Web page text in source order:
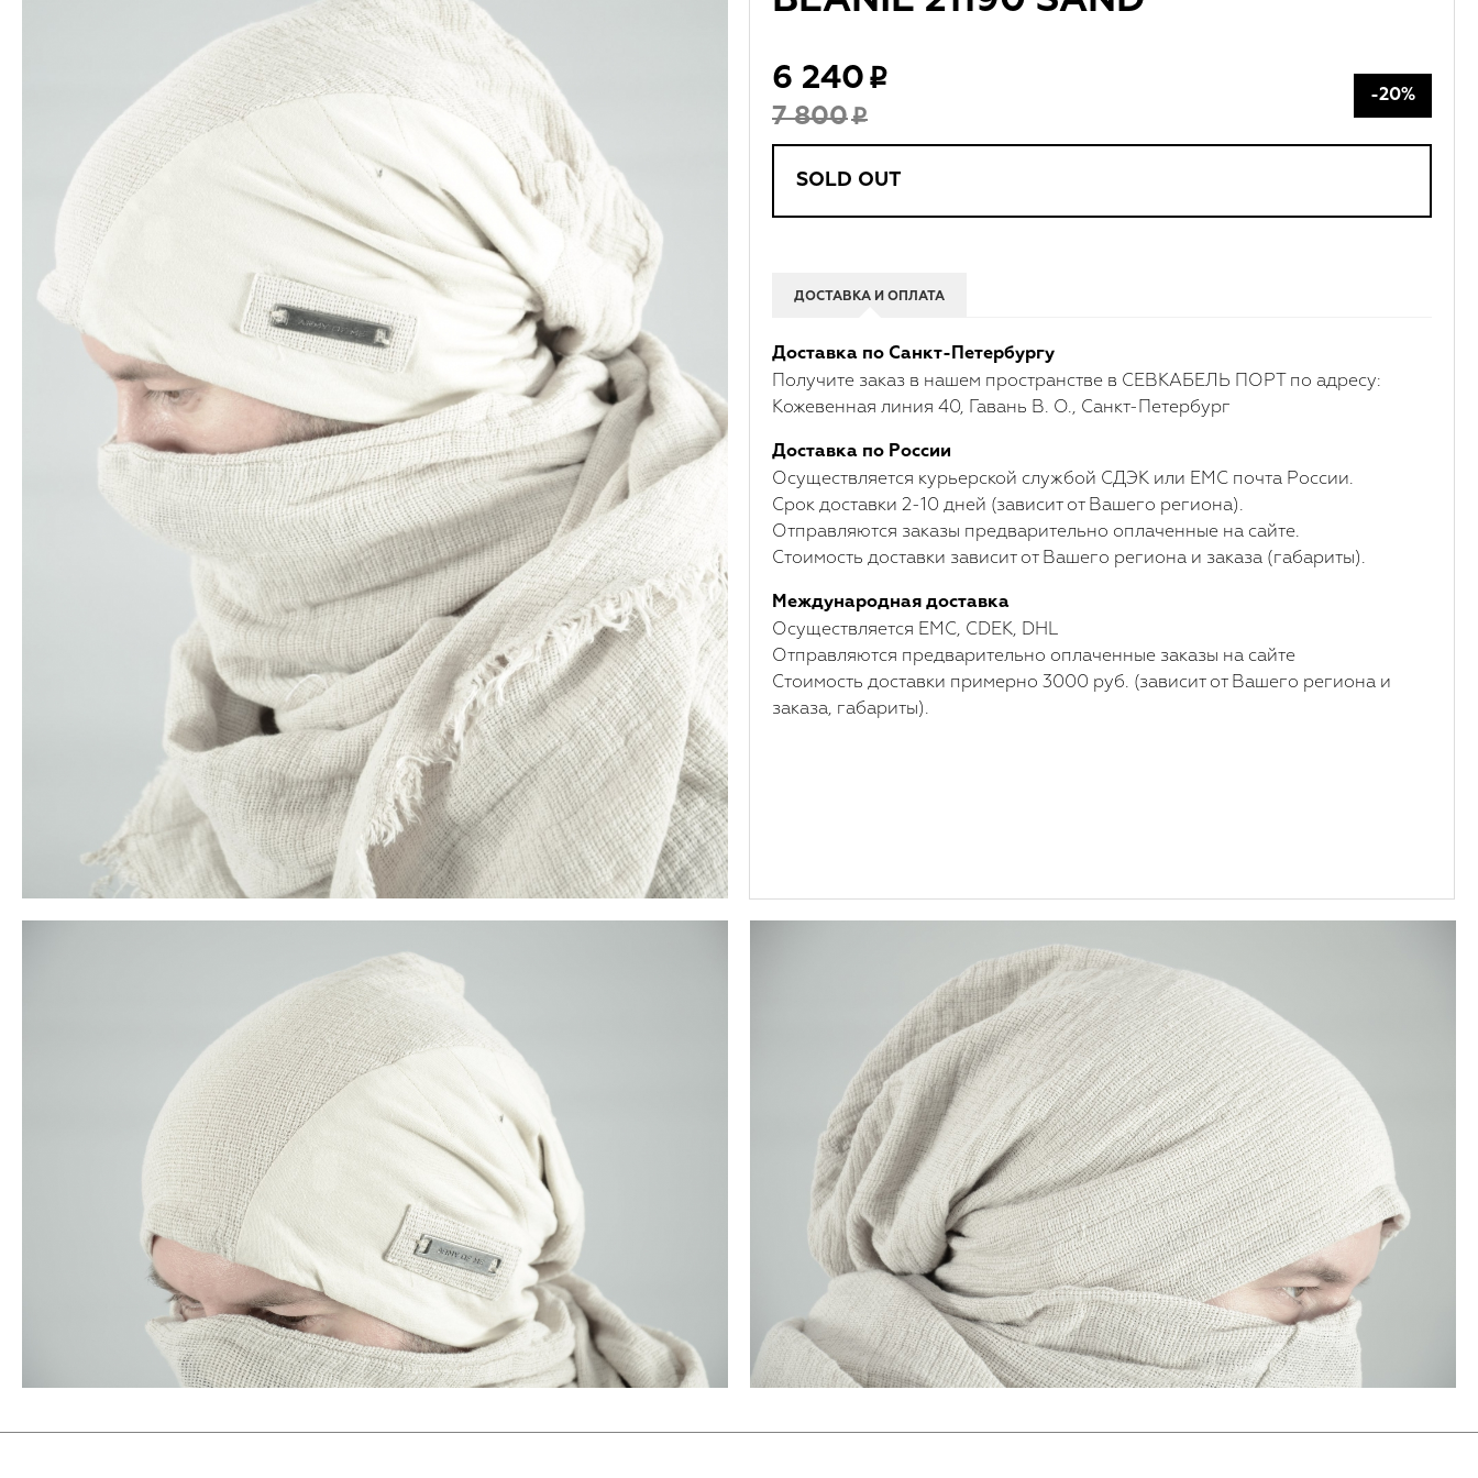
6 240
7 800
-20%
SOLD OUT
ДОСТАВКА И ОПЛАТА
Доставка по Санкт-Петербургу
Получите заказ в нашем пространстве в СЕВКАБЕЛЬ ПОРТ по адресу:
Кожевенная линия 40, Гавань В. О., Санкт-Петербург
Доставка по России
Осуществляется курьерской службой СДЭК или ЕМС почта России.
Срок доставки 2-10 дней (зависит от Вашего региона).
Отправляются заказы предварительно оплаченные на сайте.
Стоимость доставки зависит от Вашего региона и заказа (габариты).
Международная доставка
Осуществляется ЕМС, CDEK, DHL
Отправляются предварительно оплаченные заказы на сайте
Стоимость доставки примерно 3000 руб. (зависит от Вашего региона и
заказа, габариты).